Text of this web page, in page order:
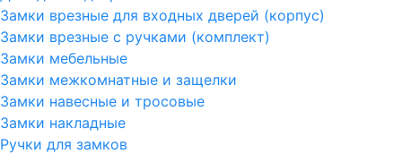
Замки врезные для входных дверей (корпус)
Замки врезные с ручками (комплект)
Замки мебельные
Замки межкомнатные и защелки
Замки навесные и тросовые
Замки накладные
Ручки для замков